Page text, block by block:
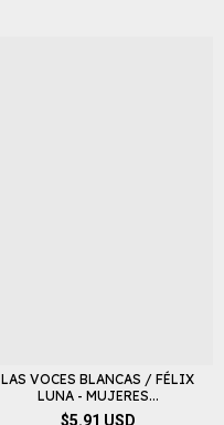
LAS VOCES BLANCAS / FÉLIX
LUNA - MUJERES...
$5.91 USD